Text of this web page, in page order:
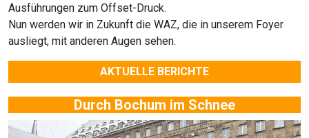
Ausführungen zum Offset-Druck.
Nun werden wir in Zukunft die WAZ, die in unserem Foyer
ausliegt, mit anderen Augen sehen.
AKTUELLE BERICHTE
Durch Bochum im Schnee